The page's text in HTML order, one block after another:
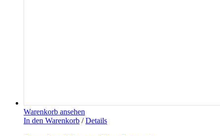
Warenkorb ansehen
In den Warenkorb / Details